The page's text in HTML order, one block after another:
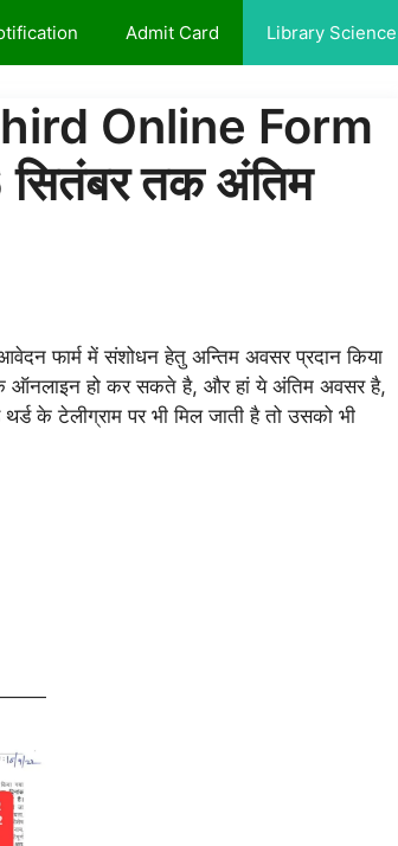
Admit Card Library Science
Online Form
तक अंतिम
फार्म में संशोधन हेतु अन्तिम अवसर प्रदान किया
ऑनलाइन हो कर सकते है, और हां ये अंतिम अवसर है,
के टेलीग्राम पर भी मिल जाती है तो उसको भी